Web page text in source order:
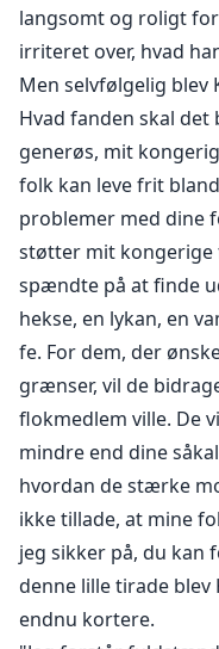
langsomt og roligt
irriteret over, hvad
Men selvfølgelig
Hvad fanden skal det
generøs, mit
folk kan leve frit
problemer med dine
støtter mit kongerige
spændte på at finde
hekse, en lykan, en
fe. For dem, der
grænser, vil de
flokmedlem ville. De
mindre end dine
hvordan de stærke
ikke tillade, at mine
jeg sikker på, du kan
denne lille tirade
endnu kortere.